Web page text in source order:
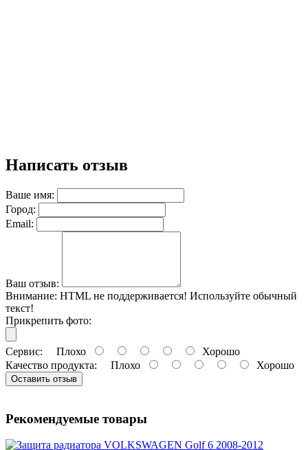
Написать отзыв
Ваше имя:
Город:
Email:
Ваш отзыв:
Внимание: HTML не поддерживается! Используйте обычный
текст!
Прикрепить фото:
Сервис: Плохо
Хорошо
Качество продукта:
Плохо Хорошо
Оставить отзыв
Рекомендуемые товары